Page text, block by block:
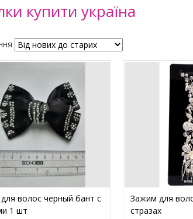
купити україна
волос черный бант с
1 шт
Зажим для
стразах